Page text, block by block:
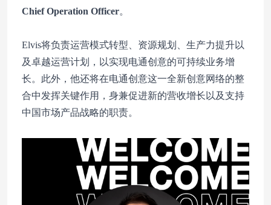
Chief Operation Officer。
Elvis将负责运营模式转型、资源规划、生产力提升以
及卓越运营计划，以实现电通创意的可持续业务增
长。此外，他还将在电通创意这一全新创意网络的整
合中发挥关键作用，身兼促进新的营收增长以及支持
中国市场产品战略的职责。